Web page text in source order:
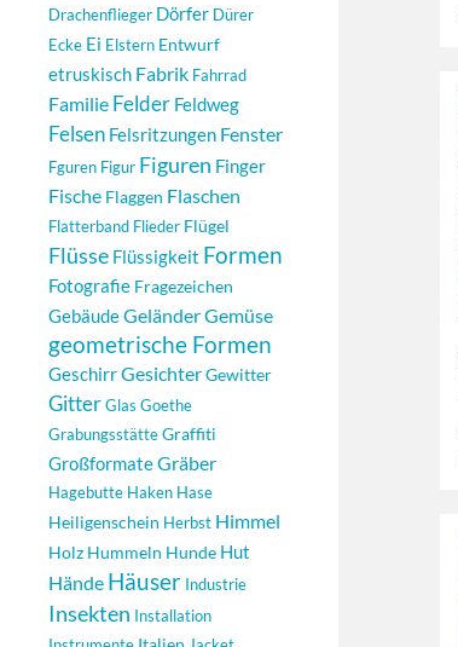
Drachenflieger Dörfer Dürer
Ecke Ei Elstern Entwurf
etruskisch Fabrik Fahrrad
Familie Felder Feldweg
Felsen Felsritzungen Fenster
Fguren Figur Figuren Finger
Fische Flaggen Flaschen
Flatterband Flieder Flügel
Flüsse Flüssigkeit Formen
Fotografie Fragezeichen
GebäudeGeländerGemüse
geometrische Formen
GeschirrGesichterGewitter
GitterGlas Goethe
GrabungsstätteGraffiti
GroßformateGräber
Hagebutte Haken Hase
Heiligenschein Herbst Himmel
Holz Hummeln Hunde Hut
Hände Häuser Industrie
Insekten Installation